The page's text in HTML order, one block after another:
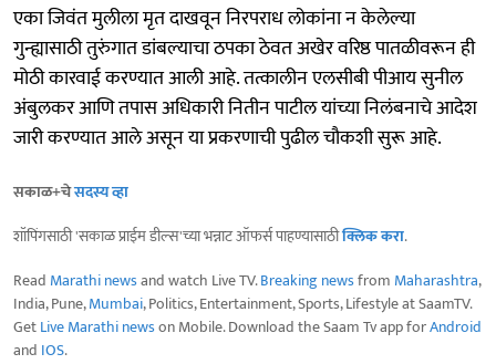
एका जिवंत मुलीला मृत दाखवून निरपराध लोकांना न केलेल्या
गुन्ह्यासाठी तुरुंगात डांबल्याचा ठपका ठेवत अखेर वरिष्ठ पातळीवरून ही
मोठी कारवाई करण्यात आली आहे. तत्कालीन एलसीबी पीआय सुनील
अंबुलकर आणि तपास अधिकारी नितीन पाटील यांच्या निलंबनाचे आदेश
जारी करण्यात आले असून या प्रकरणाची पुढील चौकशी सुरू आहे.
सकाळ+चेसदस्य व्हा
शॉपिंगसाठी 'सकाळ प्राईम डील्स'च्या भन्नाट ऑफर्स पाहण्यासाठीक्लिक करा.
Read Marathi newsand watch Live TV.Breaking newsfrom Maharashtra,
India, Pune,Mumbai, Politics, Entertainment, Sports, Lifestyle at SaamTV.
GetLive Marathi newson Mobile. Download the Saam Tv app forAndroid
and IOS.